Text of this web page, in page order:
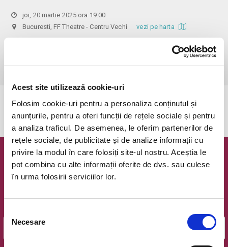
Acest site utilizează cookie-uri
Folosim cookie-uri pentru a personaliza conținutul și
anunțurile, pentru a oferi funcții de rețele sociale și pentru
a analiza traficul. De asemenea, le oferim partenerilor de
rețele sociale, de publicitate și de analize informații cu
privire la modul în care folosiți site-ul nostru. Aceștia le
pot combina cu alte informații oferite de dvs. sau culese
în urma folosirii serviciilor lor.
consimțământului
Necesare
joi, 20 martie 2025 ora 19:00
Bucuresti, FF Theatre - Centru Vechivezi pe harta
Din respect pentru actori si public avem rugamintea de a va prezenta
cu cel putin 30 de minute inainte de inceperea spectacolului.
Evenimentul a expirat.
Newsletter @ Bilete.ro